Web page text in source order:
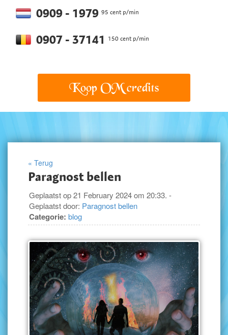
0909 - 1979 95 cent p/min
0907 - 37141 150 cent p/min
Koop OM credits
« Terug
Paragnost bellen
Geplaatst op 21 February 2024 om 20:33. -
Geplaatst door: Paragnost bellen
Categorie: blog